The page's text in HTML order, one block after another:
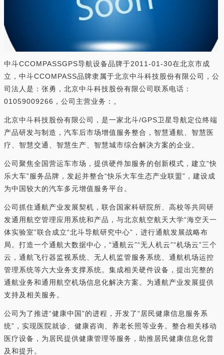
中斗CCOMPASSGPS导航设备品牌于2011-01-30在北京市成
立，中斗CCOMPASS品牌隶属于北京中斗科技股份有限公司，公
司法人是：张勇，北京中斗科技股份有限公司联系电话：
01059009266，公司主营业务：。
北京中斗科技股份有限公司，是一家北斗/GPS卫星导航定位终端
产品研发与制造，汽车后市场增值服务整合，智慧通航、智慧医
疗、智慧交通、智慧生产、智慧城市综合解决方案的企业。
公司聚焦全国营运车市场，提供硬件加服务的创新模式，建立“快
乐大车”服务品牌，发起并整合“快乐大车生态产业联盟”，建设成
为中国较大的汽车多元增值服务平台。
公司抓住通航产业发展契机，联合国家科研院所、高校等共同研
发通用航空管理应用系统和产品，与北京航空航天大学“海空天一
体实验室”联合成立“北斗导航研究中心”，进行通航发展战略布
局。打造一个通航大数据中心，“通航云”“无人机云”“机场云”三个
云，通航飞行器监视系统、无人机监管服务系统、通航机场运控
管理系统等六大业务支撑系统。集成相关硬件设备，提出完整的
通航业务和通用航空机场信息化解决方案。为通航产业发展提供
支持及相关服务。
公司为了推进“健康中国”的进程，开发了“居民健康信息服务系
统”，实现医院就诊、健康咨询、养老长照等业务。整合相关移动
医疗设备，为居民提供健康管理等服务，助推居民健康信息化普
及和提升。